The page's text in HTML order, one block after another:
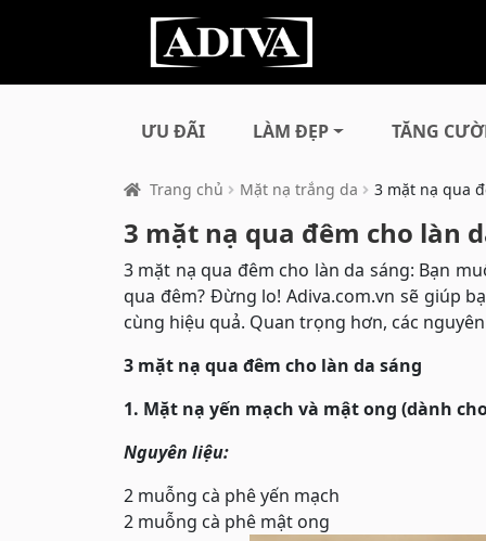
ƯU ĐÃI LÀM ĐẸP TĂNG
Trang chủ Mặt nạ trắng da 3 mặt nạ qua
3 mặt nạ qua đêm cho làn
3 mặt nạ qua đêm cho làn da sáng: Bạn
qua đêm? Đừng lo! Adiva.com.vn sẽ giúp
cùng hiệu quả. Quan trọng hơn, các
3 mặt nạ qua đêm cho làn da sáng
1. Mặt nạ yến mạch và mật ong (dành
Nguyên liệu:
2 muỗng cà phê yến mạch
2 muỗng cà phê mật ong